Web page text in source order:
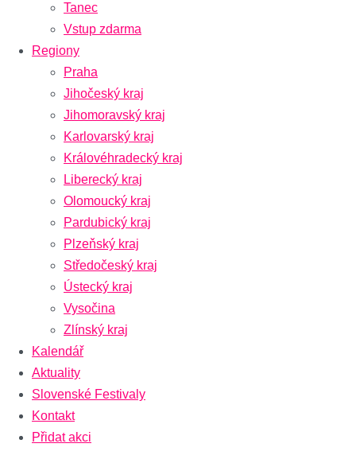
Tanec
Vstup zdarma
Regiony
Praha
Jihočeský kraj
Jihomoravský kraj
Karlovarský kraj
Královéhradecký kraj
Liberecký kraj
Olomoucký kraj
Pardubický kraj
Plzeňský kraj
Středočeský kraj
Ústecký kraj
Vysočina
Zlínský kraj
Kalendář
Aktuality
Slovenské Festivaly
Kontakt
Přidat akci